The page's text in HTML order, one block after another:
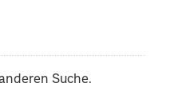
Suche.